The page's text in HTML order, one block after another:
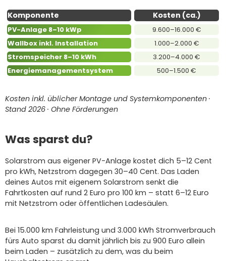
Komponente Kosten (ca.)
PV-Anlage 8–10 kWp
9.600–16.000 €
Wallbox inkl. Installation
1.000–2.000 €
Stromspeicher 8–10 kWh
3.200–4.000 €
Energiemanagementsystem
500–1.500 €
Kosten inkl. üblicher Montage und Systemkomponenten ·
Stand 2026 · Ohne Förderungen
Was sparst du?
Solarstrom aus eigener PV-Anlage kostet dich 5–12 Cent
pro kWh, Netzstrom dagegen 30–40 Cent. Das Laden
deines Autos mit eigenem Solarstrom senkt die
Fahrtkosten auf rund 2 Euro pro 100 km – statt 6–12 Euro
mit Netzstrom oder öffentlichen Ladesäulen.
Bei 15.000 km Fahrleistung und 3.000 kWh Stromverbrauch
fürs Auto sparst du damit jährlich bis zu 900 Euro allein
beim Laden – zusätzlich zu dem, was du beim